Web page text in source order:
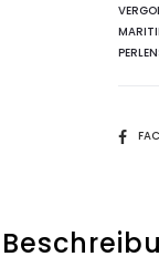
SHARE